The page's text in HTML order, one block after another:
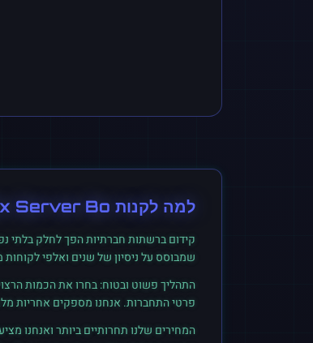
למה לקנות Server Bo
קידום ברשתות חברתיות הפך לחלק בלתי
שמבוסס על ניסיון של שנים ואלפי
התהליך פשוט ובטוח: בחרו את הכמות
פרטי התחברות. אנחנו מספקים אחריות
המחירים שלנו תחרותיים ביותר ואנחנו